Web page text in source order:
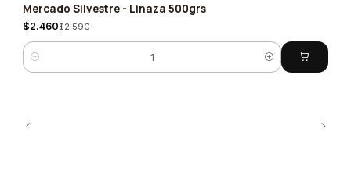
-5%
Mercado Silvestre - Linaza 500grs
$2.460$2.590
Cantidad